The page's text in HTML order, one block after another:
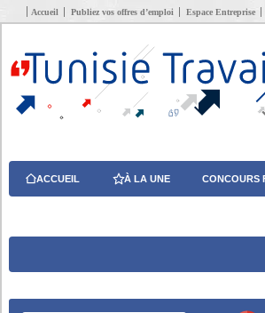
Accueil Publiez vos offres d’emploi Espace Entreprise
ACCUEIL À LA UNE CONCOURS